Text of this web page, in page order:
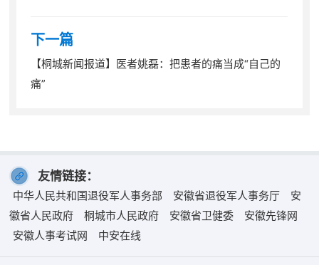
下一篇
【桐城新闻报道】医者姚磊：把患者的痛当成“自己的
痛”
友情链接：
中华人民共和国退役军人事务部 安徽省退役军人事务厅
安
徽省人民政府
桐城市人民政府 安徽省卫健委
安徽先锋网
安徽人事考试网
中安在线